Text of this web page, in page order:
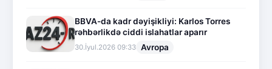
BBVA-da kadr dəyişikliyi: Karlos Torres
rəhbərlikdə ciddi islahatlar aparır
30.İyul.2026 09:33 Avropa